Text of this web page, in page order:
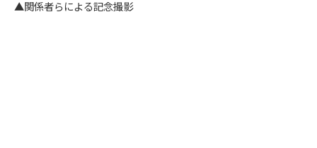
▲関係者らによる記念撮影